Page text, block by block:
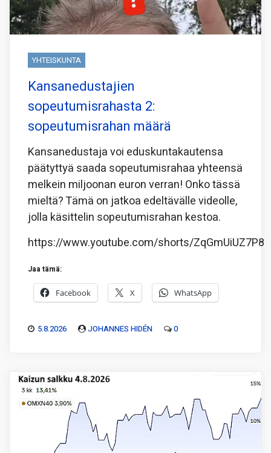
YHTEISKUNTA
Kansanedustajien
sopeutumisrahasta 2:
sopeutumisrahan määrä
Kansanedustaja voi eduskuntakautensa
päätyttyä saada sopeutumisrahaa yhteensä
melkein miljoonan euron verran! Onko tässä
mieltä? Tämä on jatkoa edeltävälle videolle,
jolla käsittelin sopeutumisrahan kestoa.
https://www.youtube.com/shorts/ZqGmUiUZ7P8
Jaa tämä:
Facebook X WhatsApp
5.8.2026 JOHANNES HIDÉN 0